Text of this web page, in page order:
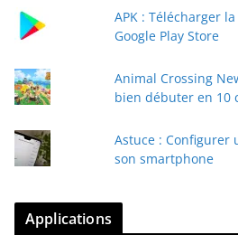
APK : Télécharger
Google Play Store
Animal Crossing
bien débuter en 10
Astuce : Configurer
son smartphone
Applications